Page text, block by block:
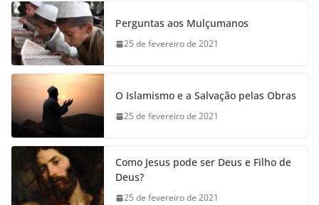
Perguntas aos Mulçumanos
25 de fevereiro de 2021
O Islamismo e a Salvação pelas Obras
25 de fevereiro de 2021
Como Jesus pode ser Deus e Filho de
Deus?
25 de fevereiro de 2021